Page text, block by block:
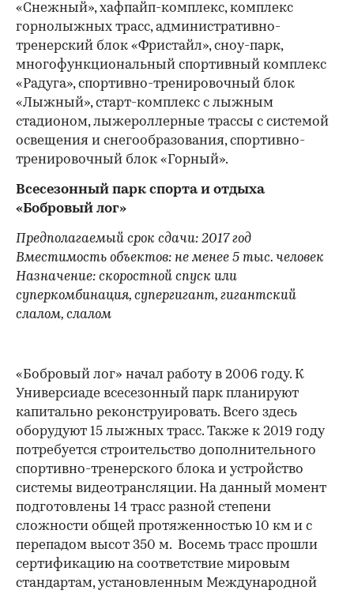
«Снежный», хафпайп-комплекс, комплекс
горнолыжных трасс, административно-
тренерский блок «Фристайл», сноу-парк,
многофункциональный спортивный комплекс
«Радуга», спортивно-тренировочный блок
«Лыжный», старт-комплекс с лыжным
стадионом, лыжероллерные трассы с системой
освещения и снегообразования, спортивно-
тренировочный блок «Горный».
Всесезонный парк спорта и отдыха
«Бобровый лог»
Предполагаемый срок сдачи: 2017 год
Вместимость объектов: не менее 5 тыс. человек
Назначение: скоростной спуск или
суперкомбинация, супергигант, гигантский
слалом, слалом
«Бобровый лог» начал работу в 2006 году. К
Универсиаде всесезонный парк планируют
капитально реконструировать. Всего здесь
оборудуют 15 лыжных трасс. Также к 2019 году
потребуется строительство дополнительного
спортивно-тренерского блока и устройство
системы видеотрансляции. На данный момент
подготовлены 14 трасс разной степени
сложности общей протяженностью 10 км и с
перепадом высот 350 м. Восемь трасс прошли
сертификацию на соответствие мировым
стандартам, установленным Международной